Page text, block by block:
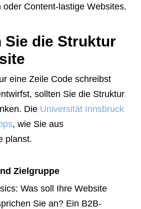
oder Content-lastige Websites.
Sie die Struktur
eine Zeile Code schreibst
sollten Sie die Struktur
Die Universität Innsbruck
, wie Sie aus
planst.
Zielgruppe
Was soll Ihre Website
Sie an? Ein B2B-